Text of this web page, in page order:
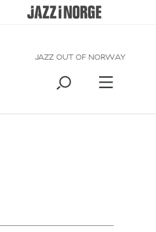
JAZZ OUT OF NORWAY